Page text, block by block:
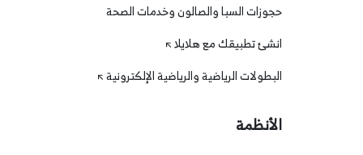
حجوزات السبا والصالون وخدمات الصحة
انشئ تطبيقك مع هلايلا
البطولات الرياضية والرياضية الإلكترونية
الأنظمة